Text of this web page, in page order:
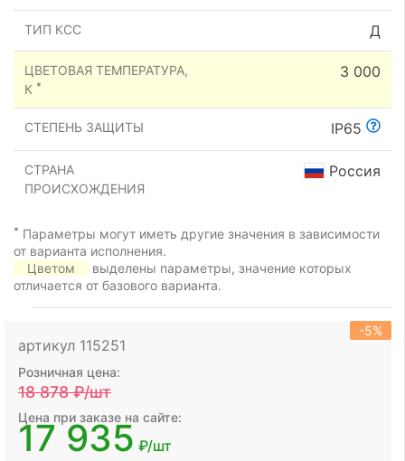
ТИП КСС Д
ЦВЕТОВАЯ ТЕМПЕРАТУРА,
К *
3 000
СТЕПЕНЬ ЗАЩИТЫ IP65
СТРАНА
ПРОИСХОЖДЕНИЯ
Россия
* Параметры могут иметь другие значения в зависимости
от варианта исполнения.
Цветом
выделены параметры, значение которых
отличается от базового варианта.
артикул 115251
-5%
Розничная цена:
18 878₽/шт
Цена при заказе на сайте:
17 935 ₽/шт